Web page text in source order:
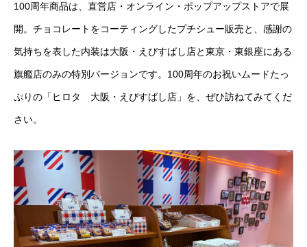
100周年商品は、直営店・オンライン・ポップアップストアで展
開。チョコレートをコーティングしたプチシュー販売と、感謝の
気持ちを表した内装は大阪・えびすばし店と東京・東銀座にある
旗艦店のみの特別バージョンです。100周年のお祝いムードたっ
ぷりの「ヒロタ 大阪・えびすばし店」を、ぜひ訪ねてみてくだ
さい。